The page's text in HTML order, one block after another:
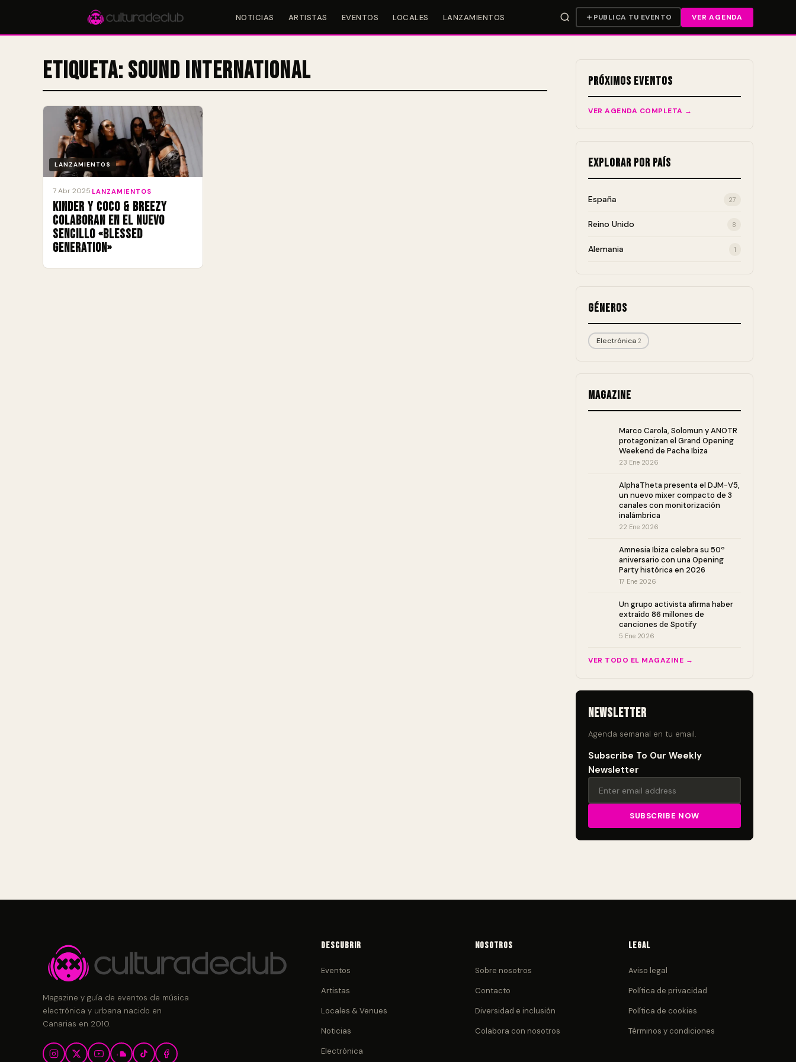
NOTICIAS ARTISTAS EVENTOS LOCALES LANZAMIENTOS PUBLICA TU EVENTO VER AGENDA
Accesos rápidos:
Etiqueta: Sound International
LANZAMIENTOS
7 Abr 2025 LANZAMIENTOS
Kinder y Coco & Breezy
colaboran en el nuevo
sencillo «Blessed
Generation»
Próximos Eventos
VER AGENDA COMPLETA →
Explorar por País
España 27
Reino Unido 8
Alemania 1
Géneros
Electrónica 2
Magazine
Marco Carola, Solomun y ANOTR
protagonizan el Grand Opening
Weekend de Pacha Ibiza
23 Ene 2026
AlphaTheta presenta el DJM-V5,
un nuevo mixer compacto de 3
canales con monitorización
inalámbrica
22 Ene 2026
Amnesia Ibiza celebra su 50º
aniversario con una Opening
Party histórica en 2026
17 Ene 2026
Un grupo activista afirma haber
extraído 86 millones de
canciones de Spotify
5 Ene 2026
VER TODO EL MAGAZINE →
Newsletter
Agenda semanal en tu email.
Subscribe To Our Weekly
Newsletter
Magazine y guía de eventos de música
electrónica y urbana nacido en
Canarias en 2010.
Descubrir
Eventos
Artistas
Locales & Venues
Noticias
Electrónica
Nosotros
Sobre nosotros
Contacto
Diversidad e inclusión
Colabora con nosotros
Legal
Aviso legal
Política de privacidad
Política de cookies
Términos y condiciones